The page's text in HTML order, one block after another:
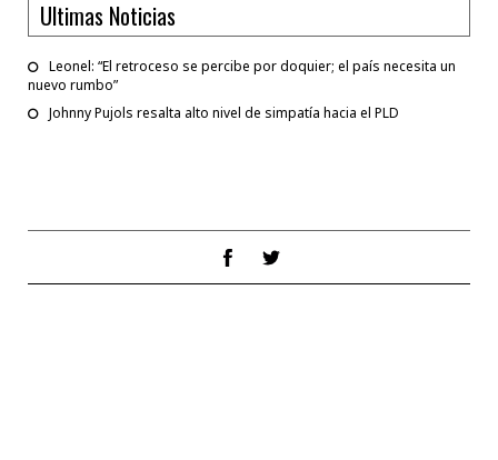
Ultimas Noticias
Leonel: “El retroceso se percibe por doquier; el país necesita un
nuevo rumbo”
Johnny Pujols resalta alto nivel de simpatía hacia el PLD